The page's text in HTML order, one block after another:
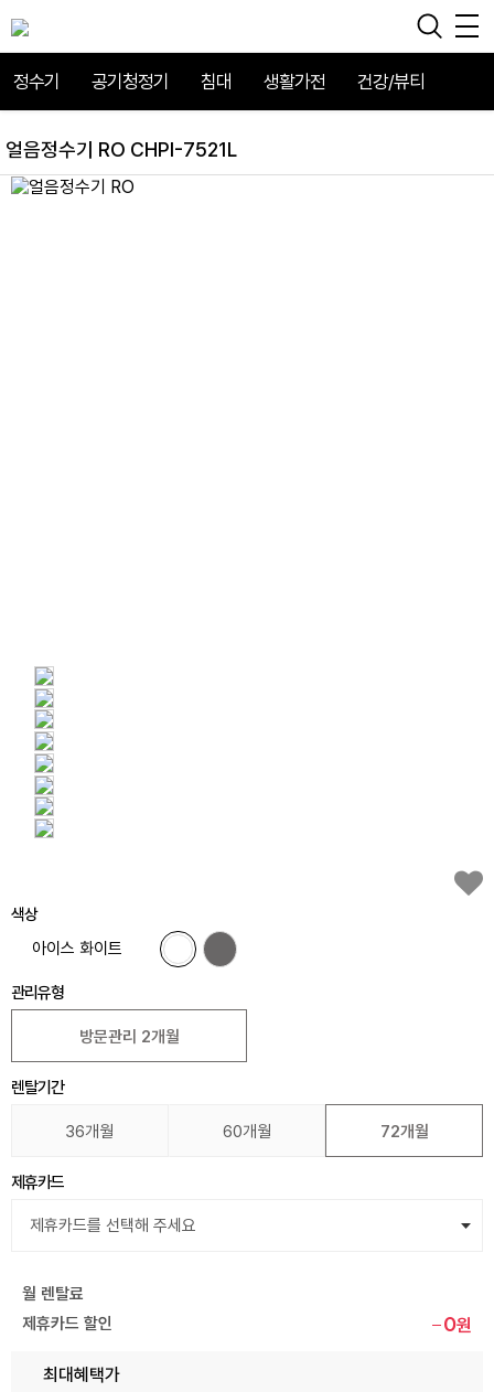
정수기 공기청정기 침대 생활가전 건강/뷰티
얼음정수기 RO CHPI-7521L
색상
아이스 화이트
관리유형
방문관리 2개월
렌탈기간
36개월 60개월 72개월
제휴카드
월 렌탈료
제휴카드 할인
0원
최대혜택가